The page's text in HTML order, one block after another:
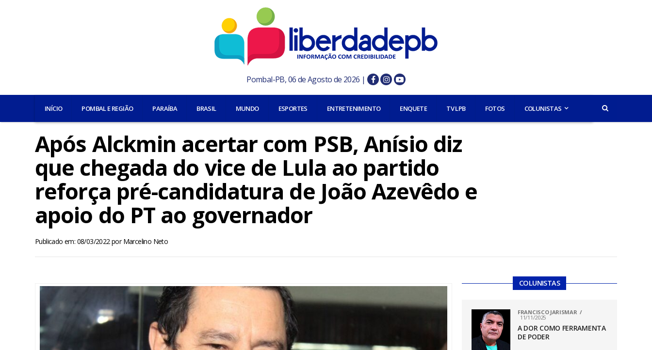
Pombal-PB, 06 de Agosto de 2026 |
INÍCIO POMBAL E REGIÃO PARAÍBA BRASIL MUNDO ESPORTES ENTRETENIMENTO ENQUETE TV LPB FOTOS COLUNISTAS
Após Alckmin acertar com PSB, Anísio diz
que chegada do vice de Lula ao partido
reforça pré-candidatura de João Azevêdo e
apoio do PT ao governador
Publicado em: 08/03/2022porMarcelino Neto
COLUNISTAS
FRANCISCO JARISMAR
11/11/2025
A DOR COMO FERRAMENTA
DE PODER